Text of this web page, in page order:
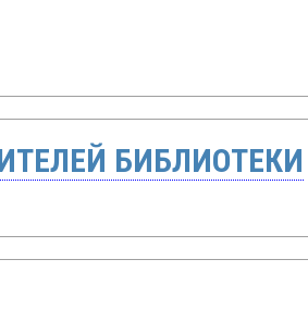
БИБЛИОТЕКИ